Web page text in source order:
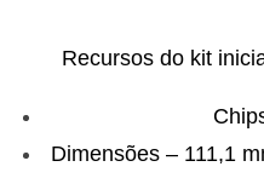
Recursos do kit
Dimensões – 111,1